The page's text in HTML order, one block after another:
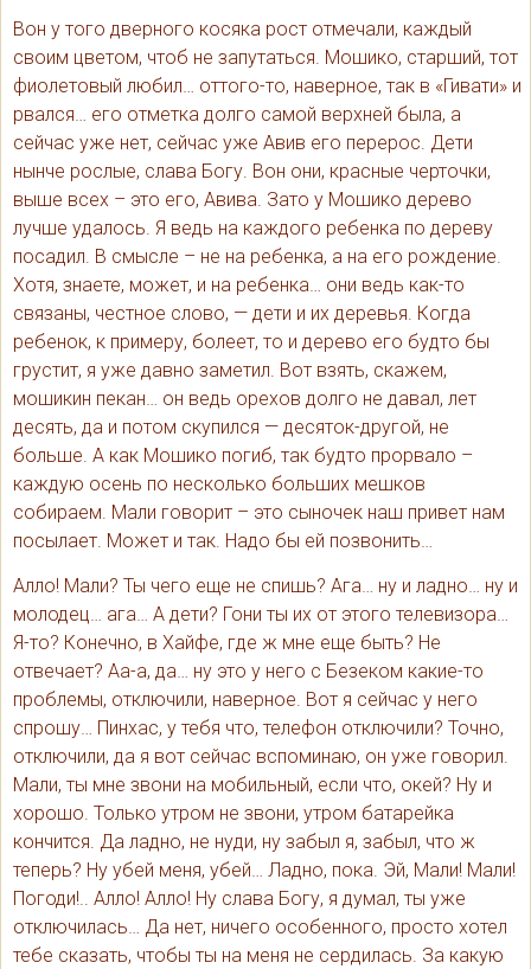
Вон у того дверного косяка рост отмечали, каждый
своим цветом, чтоб не запутаться. Мошико, старший, тот
фиолетовый любил… оттого-то, наверное, так в «Гивати» и
рвался… его отметка долго самой верхней была, а
сейчас уже нет, сейчас уже Авив его перерос. Дети
нынче рослые, слава Богу. Вон они, красные черточки,
выше всех – это его, Авива. Зато у Мошико дерево
лучше удалось. Я ведь на каждого ребенка по дереву
посадил. В смысле – не на ребенка, а на его рождение.
Хотя, знаете, может, и на ребенка… они ведь как-то
связаны, честное слово, — дети и их деревья. Когда
ребенок, к примеру, болеет, то и дерево его будто бы
грустит, я уже давно заметил. Вот взять, скажем,
мошикин пекан… он ведь орехов долго не давал, лет
десять, да и потом скупился — десяток-другой, не
больше. А как Мошико погиб, так будто прорвало –
каждую осень по несколько больших мешков
собираем. Мали говорит – это сыночек наш привет нам
посылает. Может и так. Надо бы ей позвонить…
Алло! Мали? Ты чего еще не спишь? Ага… ну и ладно… ну и
молодец… ага… А дети? Гони ты их от этого телевизора…
Я-то? Конечно, в Хайфе, где ж мне еще быть? Не
отвечает? Аа-а, да… ну это у него с Безеком какие-то
проблемы, отключили, наверное. Вот я сейчас у него
спрошу… Пинхас, у тебя что, телефон отключили? Точно,
отключили, да я вот сейчас вспоминаю, он уже говорил.
Мали, ты мне звони на мобильный, если что, окей? Ну и
хорошо. Только утром не звони, утром батарейка
кончится. Да ладно, не нуди, ну забыл я, забыл, что ж
теперь? Ну убей меня, убей… Ладно, пока. Эй, Мали! Мали!
Погоди!.. Алло! Алло! Ну слава Богу, я думал, ты уже
отключилась… Да нет, ничего особенного, просто хотел
тебе сказать, чтобы ты на меня не сердилась. За какую